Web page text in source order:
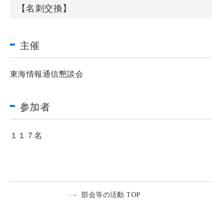
【名刺交換】
主催
東海情報通信懇談会
参加者
１１７名
部会等の活動 TOP